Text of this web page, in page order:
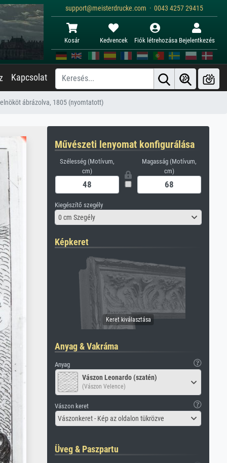
support@meisterdrucke.com · 0043 4257 29415
Kosár Kedvencek Fiók létrehozása Bejelentkezés
Kapcsolat
ábrázolva, 1805 (nyomtatott)
Művészeti lenyomat konfigurálása
Szélesség (Motívum,
cm)
Magasság (Motívum,
cm)
Kiegészítő szegély
0 cm Szegély
Képkeret
Anyag & Vakráma
Anyag
Vászon Leonardo (szatén)
(Vászon Velence)
Vászon keret
Vászonkeret - Kép az oldalon tükrözve
Üveg & Paszpartu